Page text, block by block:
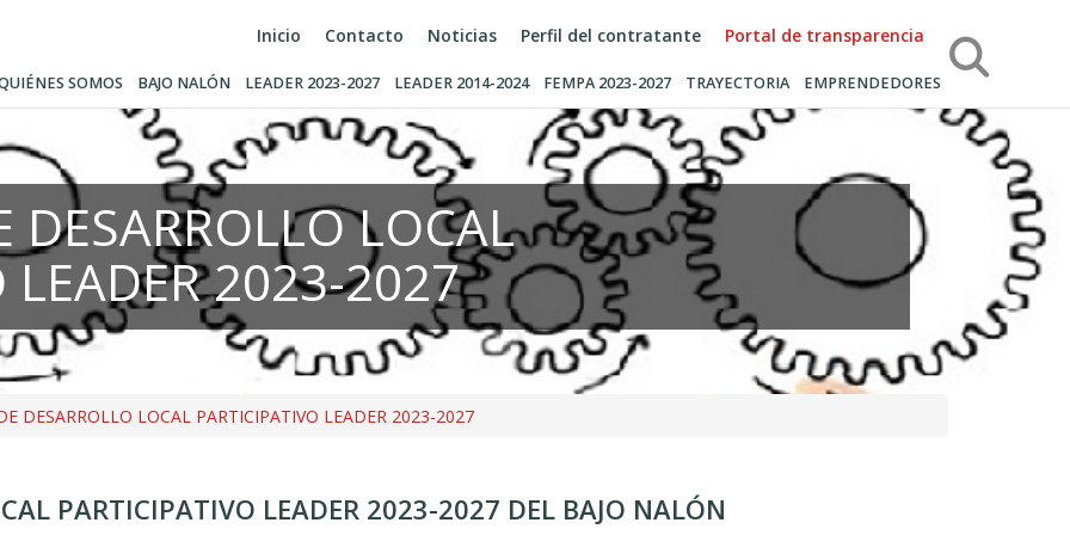
Inicio Contacto Noticias Perfil del contratante Portal de transparencia
SOMOS BAJO NALÓN LEADER 2023-2027 LEADER 2014-2024 FEMPA 2023-2027 TRAYECTORIA EMPRENDEDORES
Búsqueda
DESARROLLO LOCAL
LEADER 2023-2027
DESARROLLO LOCAL PARTICIPATIVO LEADER 2023-2027
PARTICIPATIVO LEADER 2023-2027 DEL BAJO NALÓN